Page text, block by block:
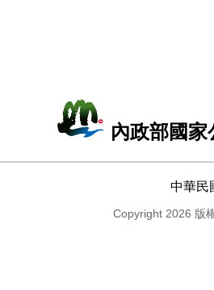
內政部國
中華民
Copyright 2026 版